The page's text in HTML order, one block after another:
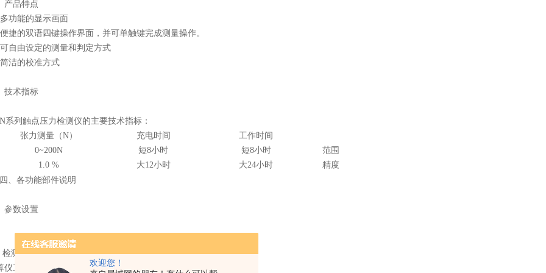
欢迎您！
产品特点
功能的显示画面
捷的双语四键操作界面，并可单触键完成测量操作。
自由设定的测量和判定方式
洁的校准方式
技术指标
系列触点压力检测仪的主要技术指标：
张力测量（N）
充电时间
工作时间
0~200N
短8小时 短8小时
范围
1.0 %
大12小时 大24小时
精度
四、各功能部件说明
参数设置
检测仪工作界面 见图一
仪工作界面包括五个界面，第yi屏是主界面，第二屏是辅助界面。